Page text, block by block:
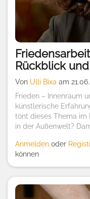
Rückblick
Von Ulli Bixa am
Frieden – Innenraum
künstlerische
tönt dieses Thema im
in der Außenwelt?
Anmelden oder
können